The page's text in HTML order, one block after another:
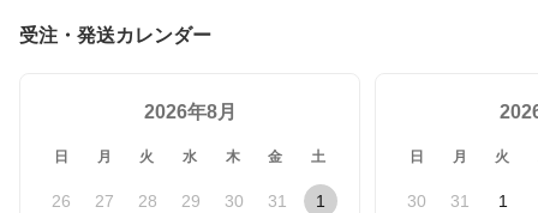
受注・発送カレンダー
2026年8月
日 月 火 水 木 金 土
26 27 28 29 30 31 1
日 月 火
30 31 1